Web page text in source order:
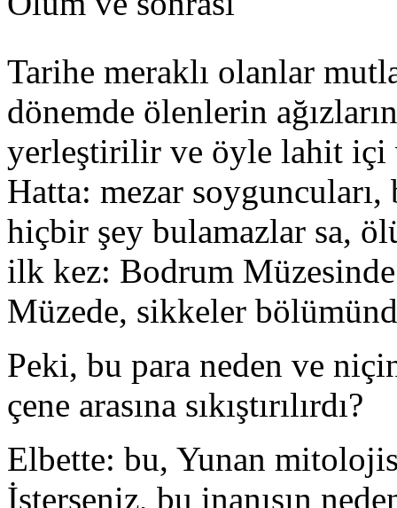
Tarihe meraklı olanlar
dönemde ölenlerin
yerleştirilir ve öyle lahit içi
Hatta: mezar
hiçbir şey bulamazlar sa,
ilk kez: Bodrum
Müzede, sikkeler
Peki, bu para neden ve
çene arasına sıkıştırılırdı?
Elbette: bu, Yunan
İsterseniz, bu inanışın